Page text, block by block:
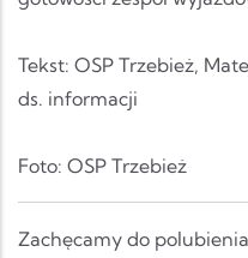
Tekst: OSP Trzebież,
ds. informacji
Foto: OSP Trzebież
Zachęcamy do